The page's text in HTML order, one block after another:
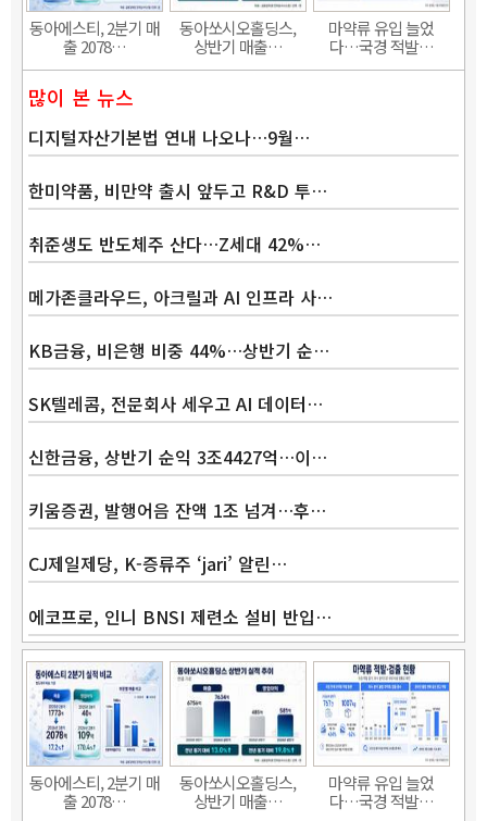
동아에스티, 2분기 매
출 2078…
동아쏘시오홀딩스,
상반기 매출…
마약류 유입 늘었
다…국경 적발…
많이 본 뉴스
디지털자산기본법 연내 나오나…9월…
한미약품, 비만약 출시 앞두고 R&D 투…
취준생도 반도체주 산다…Z세대 42%…
메가존클라우드, 아크릴과 AI 인프라 사…
KB금융, 비은행 비중 44%…상반기 순…
SK텔레콤, 전문회사 세우고 AI 데이터…
신한금융, 상반기 순익 3조4427억…이…
키움증권, 발행어음 잔액 1조 넘겨…후…
CJ제일제당, K-증류주 ‘jari’ 알린…
에코프로, 인니 BNSI 제련소 설비 반입…
동아에스티, 2분기 매
출 2078…
동아쏘시오홀딩스,
상반기 매출…
마약류 유입 늘었
다…국경 적발…